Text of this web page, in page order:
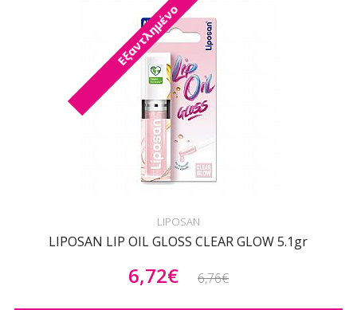
Εξαντλημένο
LIPOSAN
LIPOSAN LIP OIL GLOSS CLEAR GLOW 5.1gr
6,72€ 6,76€